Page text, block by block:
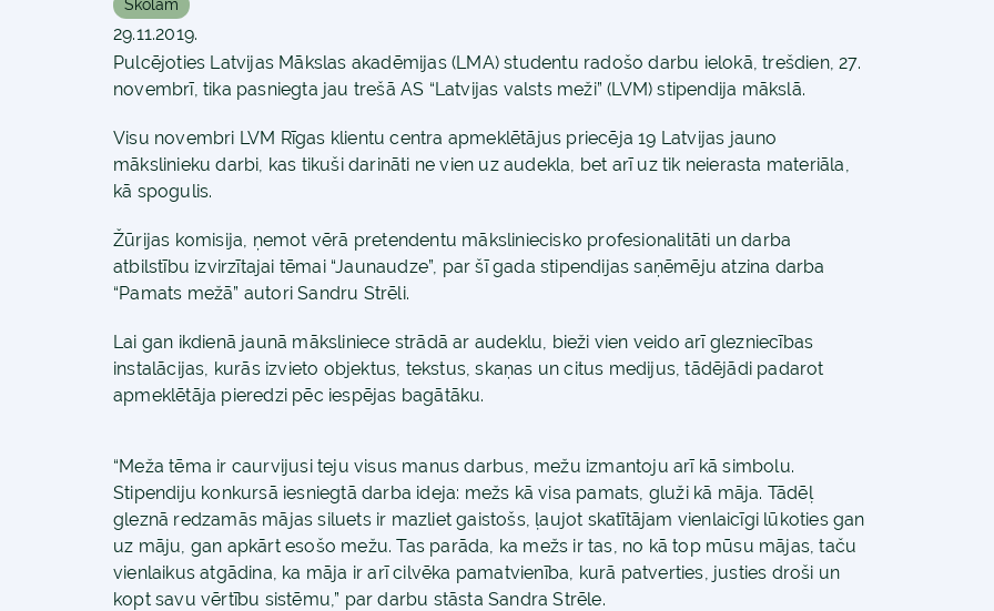
Skolām
29.11.2019.
Pulcējoties Latvijas Mākslas akadēmijas (LMA) studentu radošo darbu ielokā, trešdien, 27.
novembrī, tika pasniegta jau trešā AS “Latvijas valsts meži” (LVM) stipendija mākslā.
Visu novembri LVM Rīgas klientu centra apmeklētājus priecēja 19 Latvijas jauno
mākslinieku darbi, kas tikuši darināti ne vien uz audekla, bet arī uz tik neierasta materiāla,
kā spogulis.
Žūrijas komisija, ņemot vērā pretendentu māksliniecisko profesionalitāti un darba
atbilstību izvirzītajai tēmai “Jaunaudze”, par šī gada stipendijas saņēmēju atzina darba
“Pamats mežā” autori Sandru Strēli.
Lai gan ikdienā jaunā māksliniece strādā ar audeklu, bieži vien veido arī glezniecības
instalācijas, kurās izvieto objektus, tekstus, skaņas un citus medijus, tādējādi padarot
apmeklētāja pieredzi pēc iespējas bagātāku.
“Meža tēma ir caurvijusi teju visus manus darbus, mežu izmantoju arī kā simbolu.
Stipendiju konkursā iesniegtā darba ideja: mežs kā visa pamats, gluži kā māja. Tādēļ
gleznā redzamās mājas siluets ir mazliet gaistošs, ļaujot skatītājam vienlaicīgi lūkoties gan
uz māju, gan apkārt esošo mežu. Tas parāda, ka mežs ir tas, no kā top mūsu mājas, taču
vienlaikus atgādina, ka māja ir arī cilvēka pamatvienība, kurā patverties, justies droši un
kopt savu vērtību sistēmu,” par darbu stāsta Sandra Strēle.